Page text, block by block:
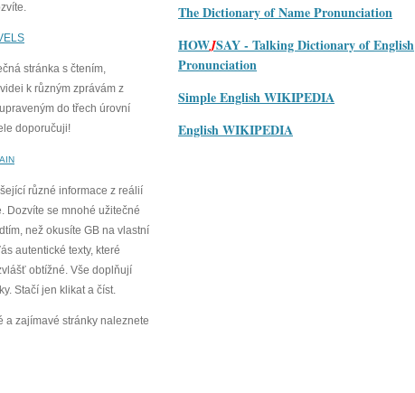
stránka s čtením,
k různým zprávám z
do třech úrovní
doporučuji!
různé informace z reálií
Dozvíte se mnohé užitečné
než okusíte GB na vlastní
autentické texty, které
obtížné. Vše doplňují
Stačí jen klikat a číst.
a zajímavé stránky naleznete
The Dictionary of Name Pronunciation
HOWJSAY - Talking Dictionary of English
Pronunciation
Simple English WIKIPEDIA
English WIKIPEDIA